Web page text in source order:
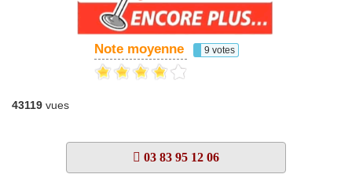
Note moyenne 9 votes
43119 vues
03 83 95 12 06